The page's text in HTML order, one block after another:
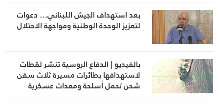
بعد استهداف الجيش اللبناني… دعوات
لتعزيز الوحدة الوطنية ومواجهة الاحتلال
بالفيديو | الدفاع الروسية تنشر لقطات
لاستهدافها بطائرات مسيرة ثلاث سفن
شحن تحمل أسلحة ومعدات عسكرية